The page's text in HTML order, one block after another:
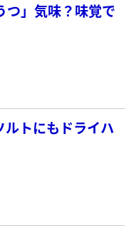
つ」気味？味覚で
ルトにもドライハ